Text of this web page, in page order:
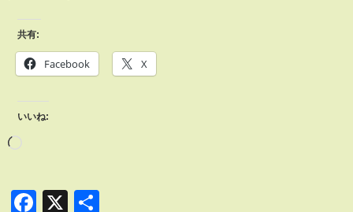
共有:
Facebook X
いいね:
Facebook
X